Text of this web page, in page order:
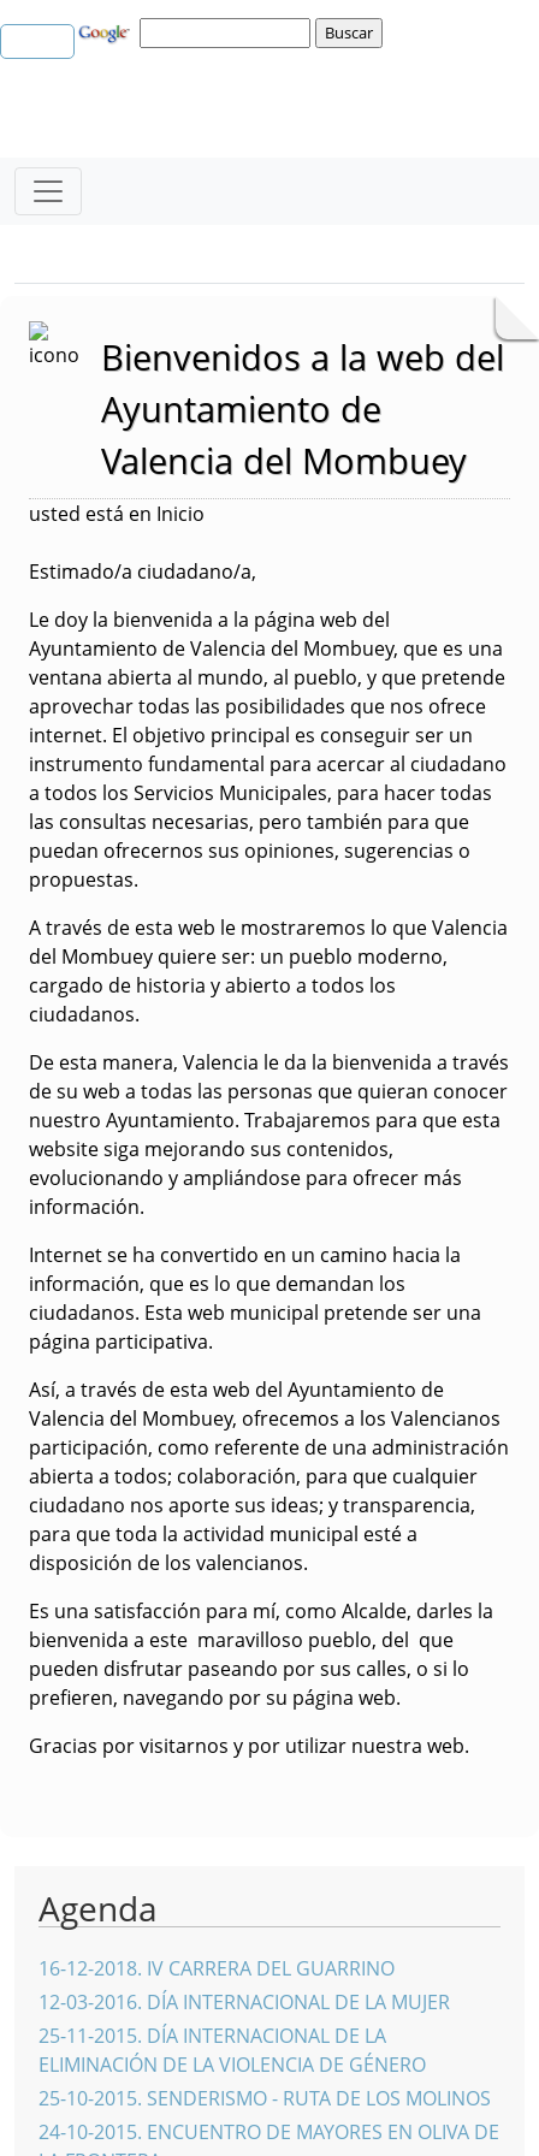
Bienvenidos a la web del
Ayuntamiento de
Valencia del Mombuey
usted está en Inicio
Estimado/a ciudadano/a,
Le doy la bienvenida a la página web del
Ayuntamiento de Valencia del Mombuey, que es una
ventana abierta al mundo, al pueblo, y que pretende
aprovechar todas las posibilidades que nos ofrece
internet. El objetivo principal es conseguir ser un
instrumento fundamental para acercar al ciudadano
a todos los Servicios Municipales, para hacer todas
las consultas necesarias, pero también para que
puedan ofrecernos sus opiniones, sugerencias o
propuestas.
A través de esta web le mostraremos lo que Valencia
del Mombuey quiere ser: un pueblo moderno,
cargado de historia y abierto a todos los
ciudadanos.
De esta manera, Valencia le da la bienvenida a través
de su web a todas las personas que quieran conocer
nuestro Ayuntamiento. Trabajaremos para que esta
website siga mejorando sus contenidos,
evolucionando y ampliándose para ofrecer más
información.
Internet se ha convertido en un camino hacia la
información, que es lo que demandan los
ciudadanos. Esta web municipal pretende ser una
página participativa.
Así, a través de esta web del Ayuntamiento de
Valencia del Mombuey, ofrecemos a los Valencianos
participación, como referente de una administración
abierta a todos; colaboración, para que cualquier
ciudadano nos aporte sus ideas; y transparencia,
para que toda la actividad municipal esté a
disposición de los valencianos.
Es una satisfacción para mí, como Alcalde, darles la
bienvenida a este maravilloso pueblo, del que
pueden disfrutar paseando por sus calles, o si lo
prefieren, navegando por su página web.
Gracias por visitarnos y por utilizar nuestra web.
Agenda
16-12-2018. IV CARRERA DEL GUARRINO
12-03-2016. DÍA INTERNACIONAL DE LA MUJER
25-11-2015. DÍA INTERNACIONAL DE LA
ELIMINACIÓN DE LA VIOLENCIA DE GÉNERO
25-10-2015. SENDERISMO - RUTA DE LOS MOLINOS
24-10-2015. ENCUENTRO DE MAYORES EN OLIVA DE